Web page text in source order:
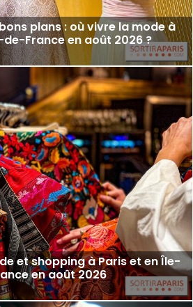
plans : où vivre la mode à
de-France en août 2026 ?
et shopping à Paris et en Île-
en août 2026